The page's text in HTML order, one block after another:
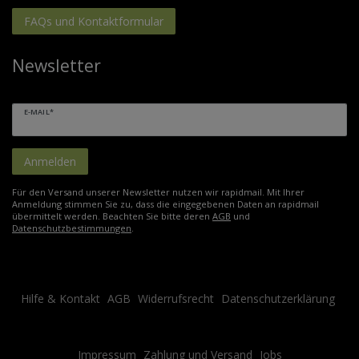
FAQs und Kontaktformular
Newsletter
E-MAIL*
Anmelden
Für den Versand unserer Newsletter nutzen wir rapidmail. Mit Ihrer
Anmeldung stimmen Sie zu, dass die eingegebenen Daten an rapidmail
übermittelt werden. Beachten Sie bitte deren AGB und
Datenschutzbestimmungen
Hilfe & Kontakt AGB Widerrufsrecht Datenschutzerklärung
Impressum Zahlung und Versand Jobs